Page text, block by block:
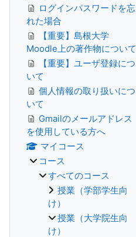
ログインパスワードを忘
れた場合
【重要】島根大学
Moodle上の著作物について
【重要】ユーザ登録につ
いて
個人情報の取り扱いにつ
いて
Gmailのメールアドレス
を使用している方へ
マイコース
コース
すべてのコース
授業（学部学生向
け）
授業（大学院生向
け）